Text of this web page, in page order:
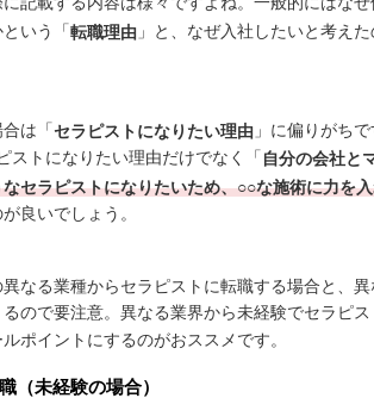
いう「転職理由 」と、なぜ入社したいと考え
は「セラピストになりたい理由 」に偏りがち
ストになりたい理由だけでなく「 自分の会社と
セラピストになりたいため、○○な施術に力を
良いでしょう。
なる業種からセラピストに転職する場合と、
ので要注意。異なる業界から未経験でセラピス
ポイントにするのがおススメです。
（未経験の場合）